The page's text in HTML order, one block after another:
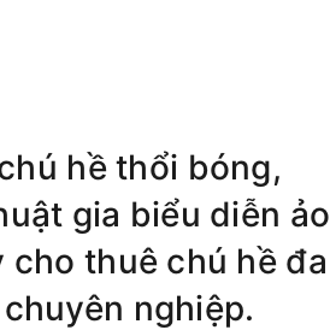
hề thổi bóng,
gia biểu diễn ảo
thuê chú hề đa
nghiệp.